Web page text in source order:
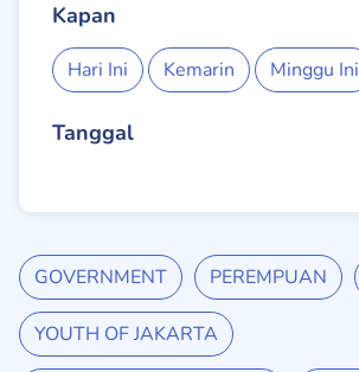
Kapan
Hari Ini Kemarin Minggu Ini
Tanggal
GOVERNMENT PEREMPUAN
YOUTH OF JAKARTA